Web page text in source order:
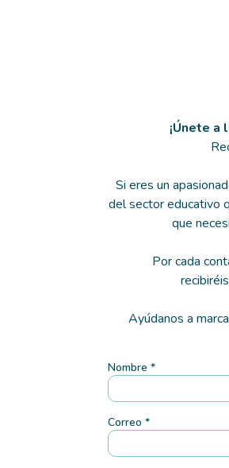
¡Únete a
Si eres un
del sector educativo
que
Por cada
Ayúdanos a
Nombre *
Correo *